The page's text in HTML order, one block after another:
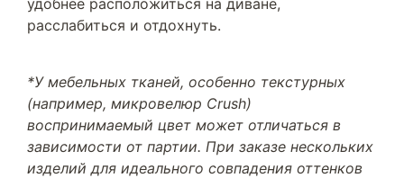
удобнее расположиться на диване,
расслабиться и отдохнуть.
*У мебельных тканей, особенно текстурных
(например, микровелюр Crush)
воспринимаемый цвет может отличаться в
зависимости от партии. При заказе нескольких
изделий для идеального совпадения оттенков